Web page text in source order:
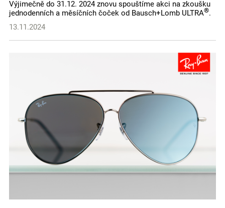
Výjimečně do 31.12. 2024 znovu spouštíme akci na zkoušku
jednodenních a měsíčních čoček od Bausch+Lomb ULTRA®.
13.11.2024